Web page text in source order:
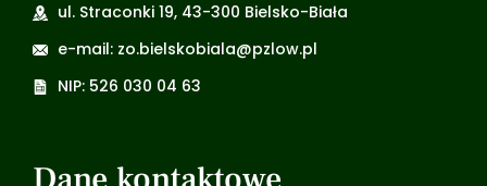
ul. Straconki 19, 43-300 Bielsko-Biała
e-mail: zo.bielskobiala@pzlow.pl
NIP: 526 030 04 63